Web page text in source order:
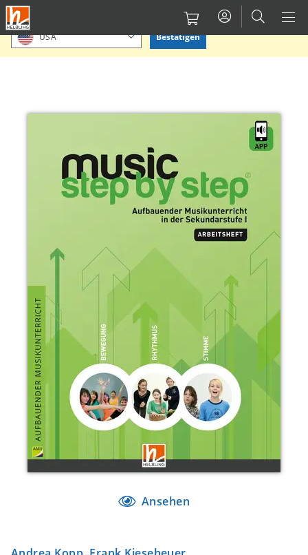
Direkt
zum
Inhalt
Bitte Standort bestätigen oder einen anderen auswählen.
USA Bestätigen
Ansehen